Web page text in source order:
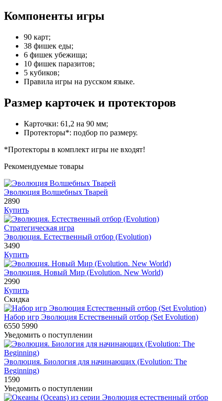
Компоненты игры
90 карт;
38 фишек еды;
6 фишек убежища;
10 фишек паразитов;
5 кубиков;
Правила игры на русском языке.
Размер карточек и протекторов
Карточки: 61,2 на 90 мм;
Протекторы*: подбор по размеру.
*Протекторы в комплект игры не входят!
Рекомендуемые товары
Эволюция Волшебных Тварей
2890
Купить
Стратегическая игра
Эволюция. Естественный отбор (Evolution)
3490
Купить
Эволюция. Новый Мир (Evolution. New World)
2990
Купить
Скидка
Набор игр Эволюция Естественный отбор (Set Evolution)
6550 5990
Уведомить о поступлении
Эволюция. Биология для начинающих (Evolution: The
Beginning)
1590
Уведомить о поступлении